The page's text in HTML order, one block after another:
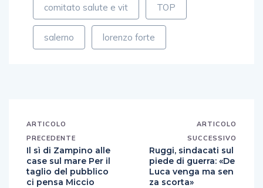
comitato salute e vit TOP
salerno lorenzo forte
ARTICOLO
PRECEDENTE
Il sì di Zampino alle
case sul mare Per il
taglio del pubblico
ci pensa Miccio
ARTICOLO
SUCCESSIVO
Ruggi, sindacati sul
piede di guerra: «De
Luca venga ma sen
za scorta»